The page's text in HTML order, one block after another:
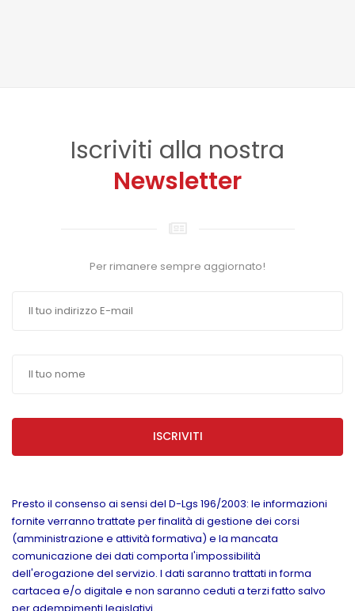
Iscriviti alla nostra
Newsletter
Per rimanere sempre aggiornato!
ISCRIVITI
Presto il consenso ai sensi del D-Lgs 196/2003: le informazioni
fornite verranno trattate per finalità di gestione dei corsi
(amministrazione e attività formativa) e la mancata
comunicazione dei dati comporta l'impossibilità
dell'erogazione del servizio. I dati saranno trattati in forma
cartacea e/o digitale e non saranno ceduti a terzi fatto salvo
per adempimenti legislativi.